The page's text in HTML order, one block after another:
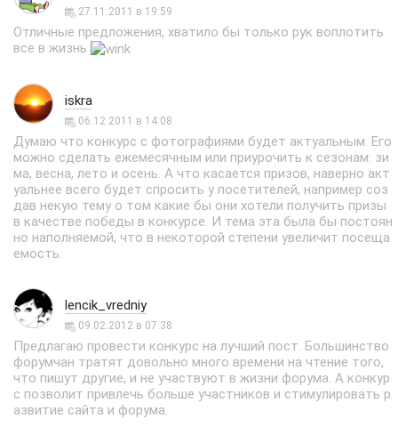
27.11.2011 в 19:59
Отличные предложения, хватило бы только рук воплотить
все в жизнь
iskra
06.12.2011 в 14:08
Думаю что конкурс с фотографиями будет актуальным. Его
можно сделать ежемесячным или приурочить к сезонам: зи
ма, весна, лето и осень. А что касается призов, наверно акт
уальнее всего будет спросить у посетителей, например соз
дав некую тему о том какие бы они хотели получить призы
в качестве победы в конкурсе. И тема эта была бы постоян
но наполняемой, что в некоторой степени увеличит посеща
емость.
lencik_vredniy
09.02.2012 в 07:38
Предлагаю провести конкурс на лучший пост. Большинство
форумчан тратят довольно много времени на чтение того,
что пишут другие, и не участвуют в жизни форума. А конкур
с позволит привлечь больше участников и стимулировать р
азвитие сайта и форума.